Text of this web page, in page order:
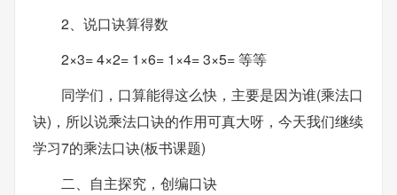
2、说口诀算得数
2×3= 4×2= 1×6= 1×4= 3×5= 等等
同学们，口算能得这么快，主要是因为谁(乘法口
诀)，所以说乘法口诀的作用可真大呀，今天我们继续
学习7的乘法口诀(板书课题)
二、自主探究，创编口诀